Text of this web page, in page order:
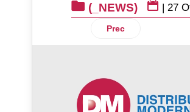
(_NEWS) | 27
Articolo
Prec